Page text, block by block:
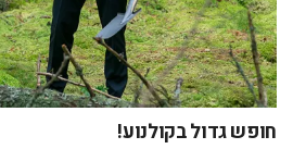
חופש גדול בקולנוע!